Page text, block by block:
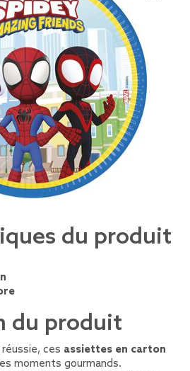
du produit
du produit
ces assiettes en carton
moments gourmands.